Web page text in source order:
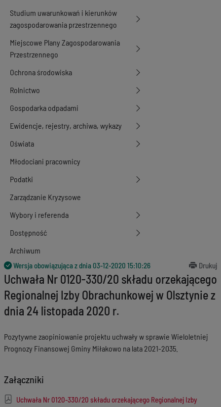
Studium uwarunkowań i kierunków
zagospodarowania przestrzennego
Miejscowe Plany Zagospodarowania
Przestrzennego
Ochrona środowiska
Rolnictwo
Gospodarka odpadami
Ewidencje, rejestry, archiwa, wykazy
Oświata
Młodociani pracownicy
Podatki
Zarządzanie Kryzysowe
Wybory i referenda
Dostępność
Archiwum
Wersja obowiązująca z dnia03-12-2020 15:10:26 Drukuj
Uchwała Nr 0120-330/20 składu orzekającego
Regionalnej Izby Obrachunkowej w Olsztynie z
dnia 24 listopada 2020 r.
Pozytywne zaopiniowanie projektu uchwały w sprawie Wieloletniej
Prognozy Finansowej Gminy Miłakowo na lata 2021-2035.
Załączniki
Uchwała Nr 0120-330/20 składu orzekającego Regionalnej Izby